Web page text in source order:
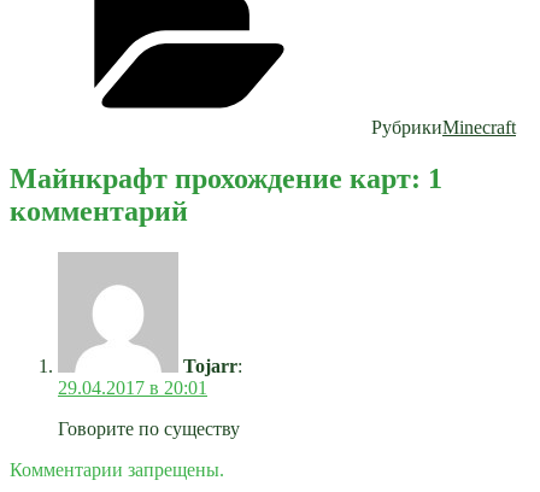
РубрикиMinecraft
Майнкрафт прохождение карт: 1
комментарий
Tojarr:
29.04.2017 в 20:01
Говорите по существу
Комментарии запрещены.